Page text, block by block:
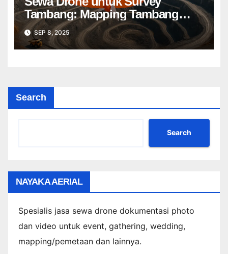
Tambang: Mapping Tambang
Profesional Lebih Cepat & Akurat
SEP 8, 2025
Search
Search
NAYAKA AERIAL
Spesialis jasa sewa drone dokumentasi photo
dan video untuk event, gathering, wedding,
mapping/pemetaan dan lainnya.